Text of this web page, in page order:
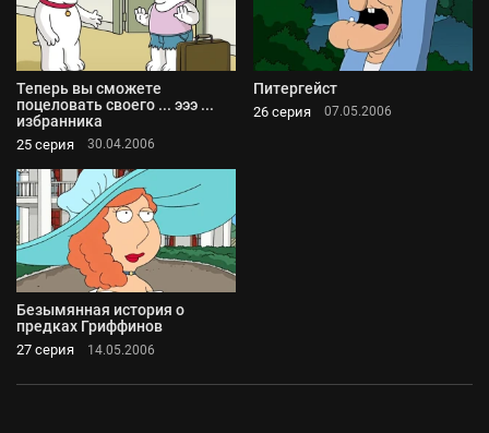
Теперь вы сможете
поцеловать своего ... эээ ...
избранника
25 серия 30.04.2006
Питергейст
26 серия 07.05.2006
Безымянная история о
предках Гриффинов
27 серия 14.05.2006